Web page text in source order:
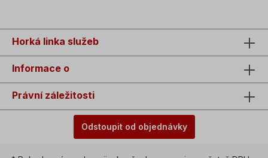
Horká linka služeb
Informace o
Právní záležitosti
Odstoupit od objednávky